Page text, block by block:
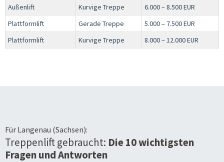
Außenlift
Kurvige Treppe
6.000 – 8.500 EUR
Plattformlift
Gerade Treppe
5.000 – 7.500 EUR
Plattformlift
Kurvige Treppe 8.000 – 12.000 EUR
Für Langenau (Sachsen):
Treppenlift gebraucht: Die 10 wichtigsten
Fragen und Antworten